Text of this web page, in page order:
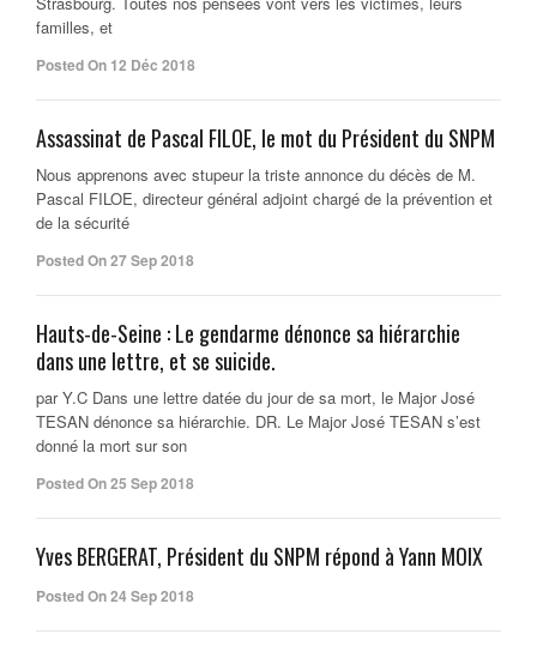
familles, et
Posted On 12 Déc 2018
Assassinat de Pascal FILOE, le mot du Président du SNPM
Nous apprenons avec stupeur la triste annonce du décès de M.
Pascal FILOE, directeur général adjoint chargé de la prévention et
de la sécurité
Posted On 27 Sep 2018
Hauts-de-Seine : Le gendarme dénonce sa hiérarchie
dans une lettre, et se suicide.
par Y.C Dans une lettre datée du jour de sa mort, le Major José
TESAN dénonce sa hiérarchie. DR. Le Major José TESAN s’est
donné la mort sur son
Posted On 25 Sep 2018
Yves BERGERAT, Président du SNPM répond à Yann MOIX
Posted On 24 Sep 2018